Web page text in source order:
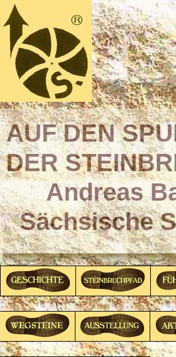
AUF DEN
DER
Andreas
Sächsische